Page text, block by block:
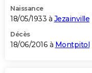
Naissance
18/05/1933 à Jezainville
Décès
18/06/2016 à Montpitol